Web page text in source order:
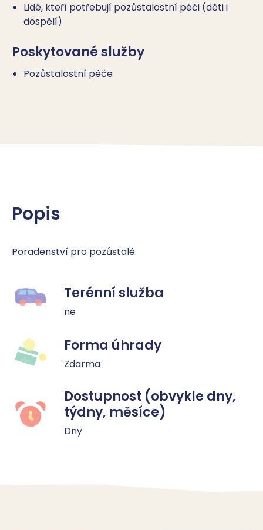
Lidé, kteří potřebují pozůstalostní péči (děti i
dospělí)
Poskytované služby
Pozůstalostní péče
Popis
Poradenství pro pozůstalé.
Terénní služba
ne
Forma úhrady
Zdarma
Dostupnost (obvykle dny,
týdny, měsíce)
Dny